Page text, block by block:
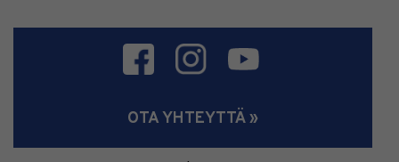
OTA YHTEYTTÄ »